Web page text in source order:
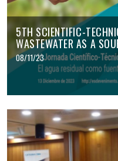
5TH SCIENTIFIC-
WASTEWATER AS A
08/11/23